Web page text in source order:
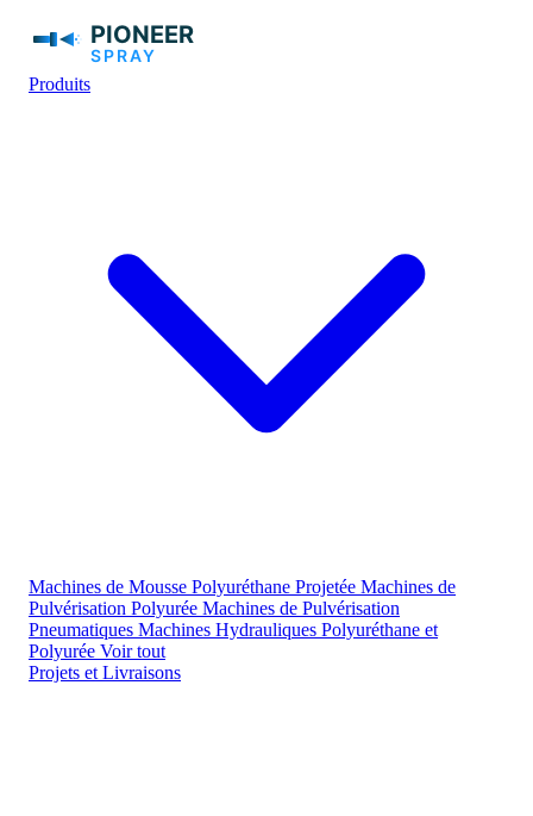
Produits
Machines de Mousse Polyuréthane Projetée Machines de
Pulvérisation Polyurée Machines de Pulvérisation
Pneumatiques Machines Hydrauliques Polyuréthane et
Polyurée Voir tout
Projets et Livraisons